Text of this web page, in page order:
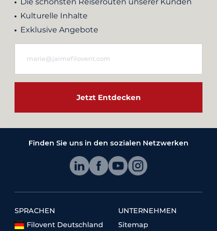
Kulturelle Inhalte
Exklusive Angebote
Jetzt Entdecken
Finden Sie uns in den sozialen Netzwerken
SPRACHEN
Filovent Deutschland
UNTERNEHMEN
Sitemap